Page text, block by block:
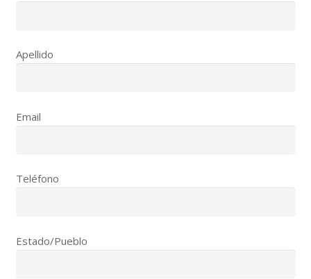
Apellido
Email
Teléfono
Estado/Pueblo